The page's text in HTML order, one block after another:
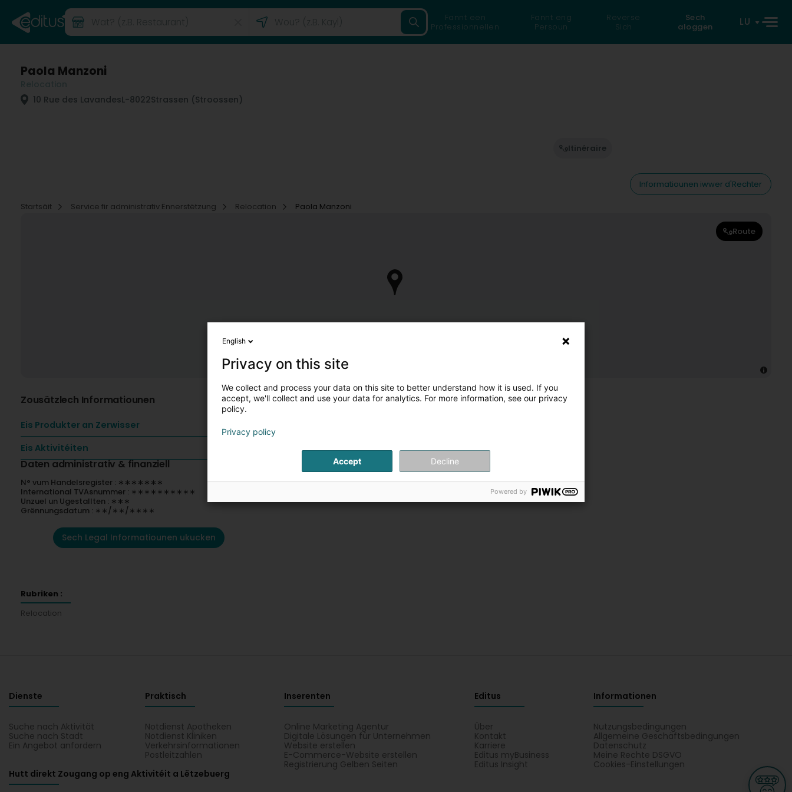
Fannt een
Professionnellen
Fannt eng
Persoun
Reverse
Sich
Sech
aloggen
LU
Paola Manzoni
10 Rue des LavandesL-8022Strassen (Stroossen)
Itinéraire
Informatiounen iwwer d'Rechter
Startsäit
Service fir administrativ Ënnerstëtzung Relocation Paola Manzoni
Route
Zousätzlech Informatiounen
Eis Produkter an Zerwisser
Eis Aktivitéiten
Daten administrativ & finanziell
N° vum Handelsregister : ∗∗∗∗∗∗∗
International TVAsnummer : ∗∗∗∗∗∗∗∗∗∗
Unzuel un Ugestallten : ∗∗∗
Grënnungsdatum : ∗∗/∗∗/∗∗∗∗
Sech Legal Informatiounen ukucken
Rubriken :
Relocation
Dienste
Suche nach Aktivität
Suche nach Stadt
Ein Angebot anfordern
Praktisch
Notdienst Apotheken
Notdienst Kliniken
Verkehrsinformationen
Postleitzahlen
Inserenten
Online Marketing Agentur
Digitale Lösungen für Unternehmen
Website erstellen
E-Commerce-Website erstellen
Registrierung Gelben Seiten
Editus
Über
Kontakt
Karriere
Editus myBusiness
Editus Insight
Informationen
Nutzungsbedingungen
Allgemeine Geschäftsbedingungen
Datenschutz
Meine Rechte DSGVO
Cookies-Einstellungen
Hutt direkt Zougang op eng Aktivitéit a Lëtzebuerg
English
Privacy on this site
We collect and process your data on this site to better understand how it is used. If you
accept, we'll collect and use your data for analytics. For more information, see our privacy
policy.
Privacy policy
Accept Decline
Powered by